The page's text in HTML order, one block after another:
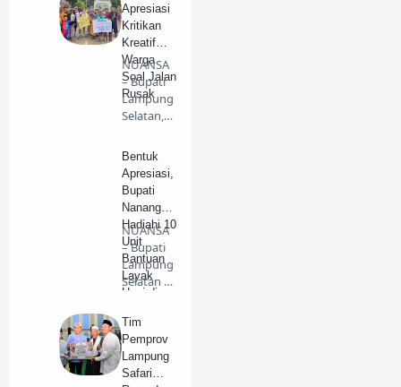
Apresiasi
Kritikan
Kreatif
Warga
Soal Jalan
Rusak
NUANSA
– Bupati
Lampung
Selatan,
Egi Pra…
Bentuk
Apresiasi,
Bupati
Nanang
Hadiahi 10
Unit
Bantuan
Layak
Huni di
NUANSA
– Bupati
Lampung
Selatan H.
Ermant…
Tim
Pemprov
Lampung
Safari